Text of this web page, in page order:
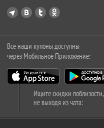
Все наши купоны доступны
через Мобильное Приложение:
Ищите скидки поблизости,
не выходя из чата: